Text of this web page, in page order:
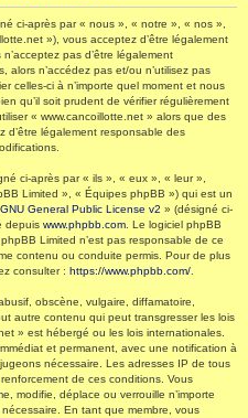
ci-après par « nous », « notre », « nos »,
»), vous acceptez d’être légalement
pas d’être légalement
n’accédez pas et/ou n’utilisez pas
celles-ci à n’importe quel moment et nous
qu’il soit prudent de vérifier régulièrement
« www.cancoillotte.net » alors que des
légalement responsable des
ci-après par « ils », « eux », « leur »,
Limited », « Équipes phpBB ») qui est un
GNU General Public License v2 » (désigné ci-
depuis www.phpbb.com . Le logiciel phpBB
Limited n’est pas responsable de ce
contenu ou conduite permis. Pour de plus
consulter : https://www.phpbb.com/
obscène, vulgaire, diffamatoire,
autre contenu qui peut transgresser les lois
» est hébergé ou les lois internationales.
et permanent, avec une notification à
nécessaire. Les adresses IP de tous
de ces conditions. Vous
modifie, déplace ou verrouille n’importe
En tant que membre, vous